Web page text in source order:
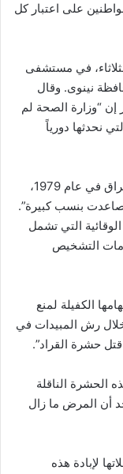
على اعتبار كل
في مستشفى
نينوى. وقال
إن “وزارة الصحة لم
نحدثها دورياً
وتابع عبد الأمير، أن “هذا المرض سجل في العراق في عام 1979،
بنسب كبيرة”.
التي تشمل
التشخيص
الكفيلة لمنع
خلال رش المبيدات في
حشرة القراد”.
الناقلة
أن المرض ما زال
لإبادة هذه